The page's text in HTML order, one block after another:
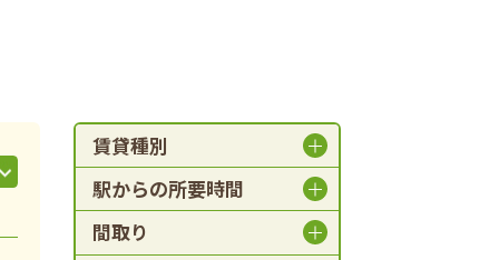
賃貸種別
駅からの所要時間
間取り